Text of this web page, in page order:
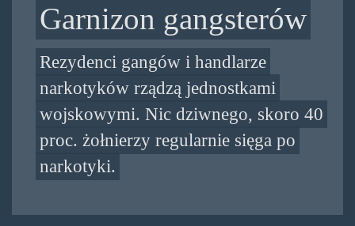
Garnizon gangsterów
Rezydenci gangów i handlarze
narkotyków rządzą jednostkami
wojskowymi. Nic dziwnego, skoro 40
proc. żołnierzy regularnie sięga po
narkotyki.